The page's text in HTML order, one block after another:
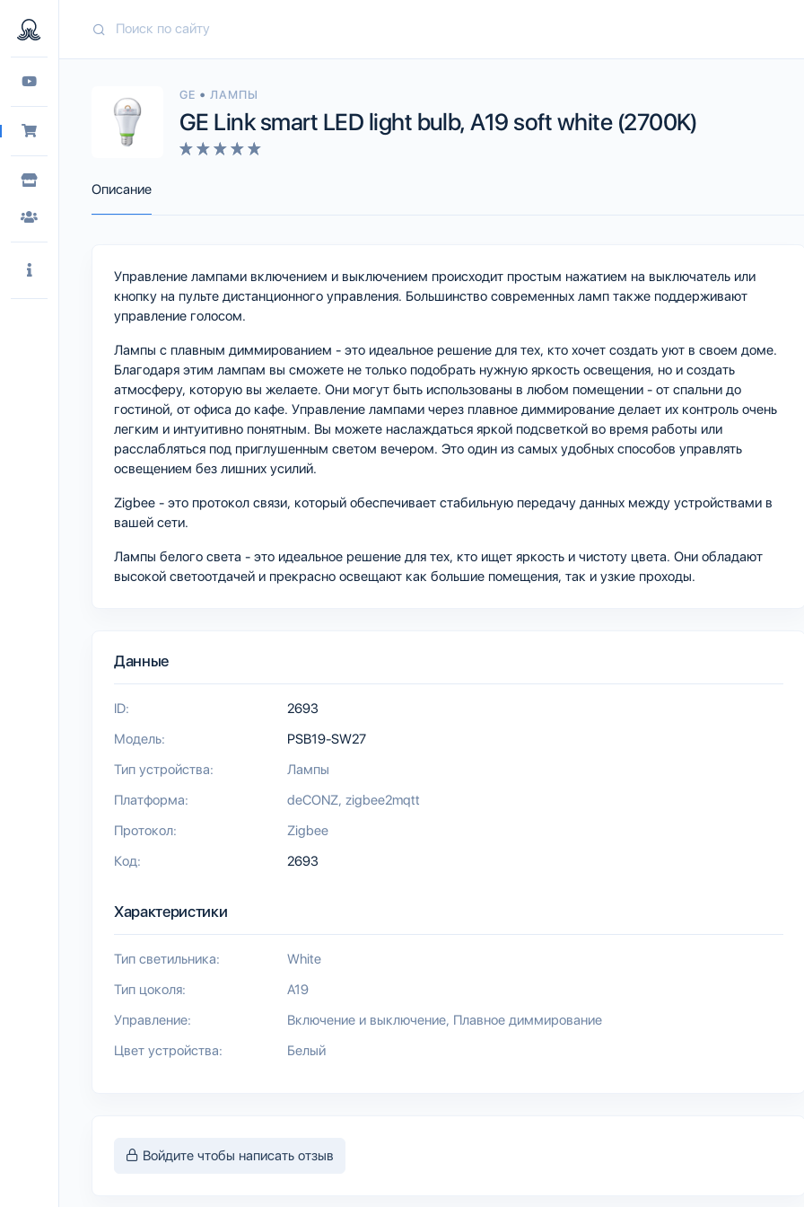
GE • ЛАМПЫ
GE Link smart LED light bulb, A19 soft white (2700K)
Описание
Управление лампами включением и выключением происходит простым нажатием на выключатель или
кнопку на пульте дистанционного управления. Большинство современных ламп также поддерживают
управление голосом.
Лампы с плавным диммированием - это идеальное решение для тех, кто хочет создать уют в своем доме.
Благодаря этим лампам вы сможете не только подобрать нужную яркость освещения, но и создать
атмосферу, которую вы желаете. Они могут быть использованы в любом помещении - от спальни до
гостиной, от офиса до кафе. Управление лампами через плавное диммирование делает их контроль очень
легким и интуитивно понятным. Вы можете наслаждаться яркой подсветкой во время работы или
расслабляться под приглушенным светом вечером. Это один из самых удобных способов управлять
освещением без лишних усилий.
Zigbee - это протокол связи, который обеспечивает стабильную передачу данных между устройствами в
вашей сети.
Лампы белого света - это идеальное решение для тех, кто ищет яркость и чистоту цвета. Они обладают
высокой светоотдачей и прекрасно освещают как большие помещения, так и узкие проходы.
Данные
ID:
2693
Модель:
PSB19-SW27
Тип устройства:
Лампы
Платформа:
deCONZ zigbee2mqtt
Протокол:
Zigbee
Код:
2693
Характеристики
Тип светильника:
White
Тип цоколя:
A19
Управление:
Включение и выключение Плавное диммирование
Цвет устройства:
Белый
Войдите чтобы написать отзыв